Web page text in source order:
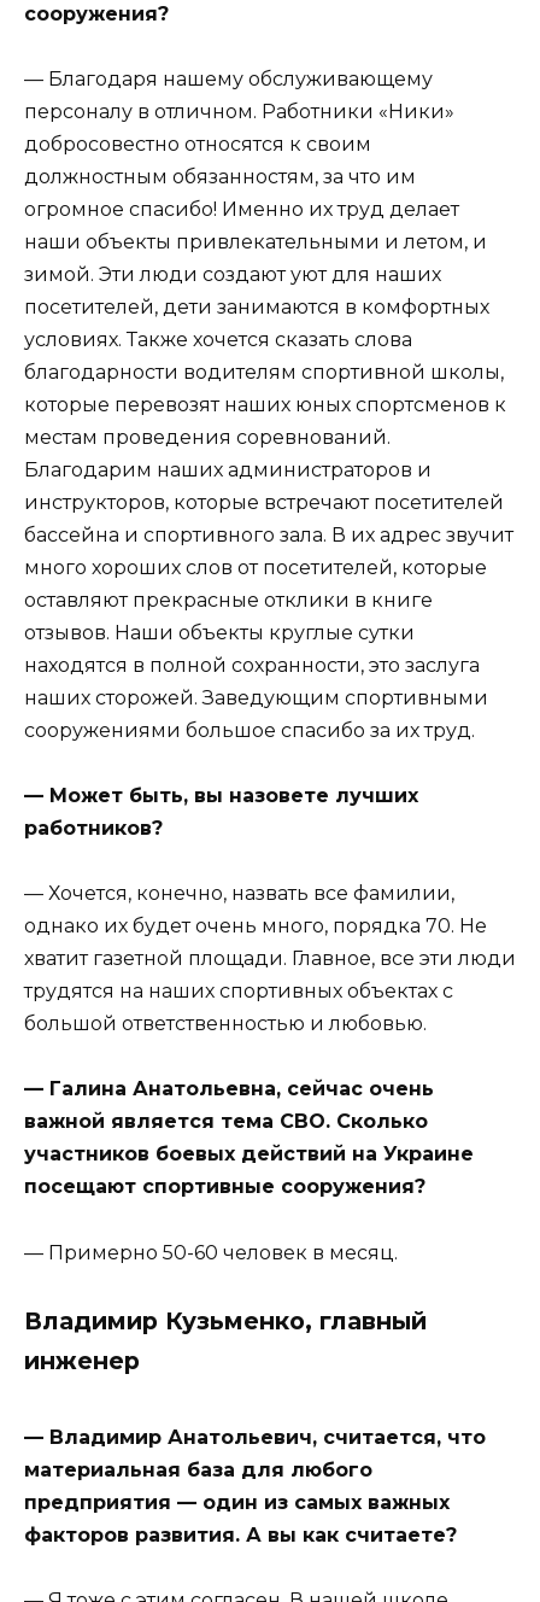
сооружения?
— Благодаря нашему обслуживающему
персоналу в отличном. Работники «Ники»
добросовестно относятся к своим
должностным обязанностям, за что им
огромное спасибо! Именно их труд делает
наши объекты привлекательными и летом, и
зимой. Эти люди создают уют для наших
посетителей, дети занимаются в комфортных
условиях. Также хочется сказать слова
благодарности водителям спортивной школы,
которые перевозят наших юных спортсменов к
местам проведения соревнований.
Благодарим наших администраторов и
инструкторов, которые встречают посетителей
бассейна и спортивного зала. В их адрес звучит
много хороших слов от посетителей, которые
оставляют прекрасные отклики в книге
отзывов. Наши объекты круглые сутки
находятся в полной сохранности, это заслуга
наших сторожей. Заведующим спортивными
сооружениями большое спасибо за их труд.
— Может быть, вы назовете лучших
работников?
— Хочется, конечно, назвать все фамилии,
однако их будет очень много, порядка 70. Не
хватит газетной площади. Главное, все эти люди
трудятся на наших спортивных объектах с
большой ответственностью и любовью.
— Галина Анатольевна, сейчас очень
важной является тема СВО. Сколько
участников боевых действий на Украине
посещают спортивные сооружения?
— Примерно 50-60 человек в месяц.
Владимир Кузьменко, главный
инженер
— Владимир Анатольевич, считается, что
материальная база для любого
предприятия — один из самых важных
факторов развития. А вы как считаете?